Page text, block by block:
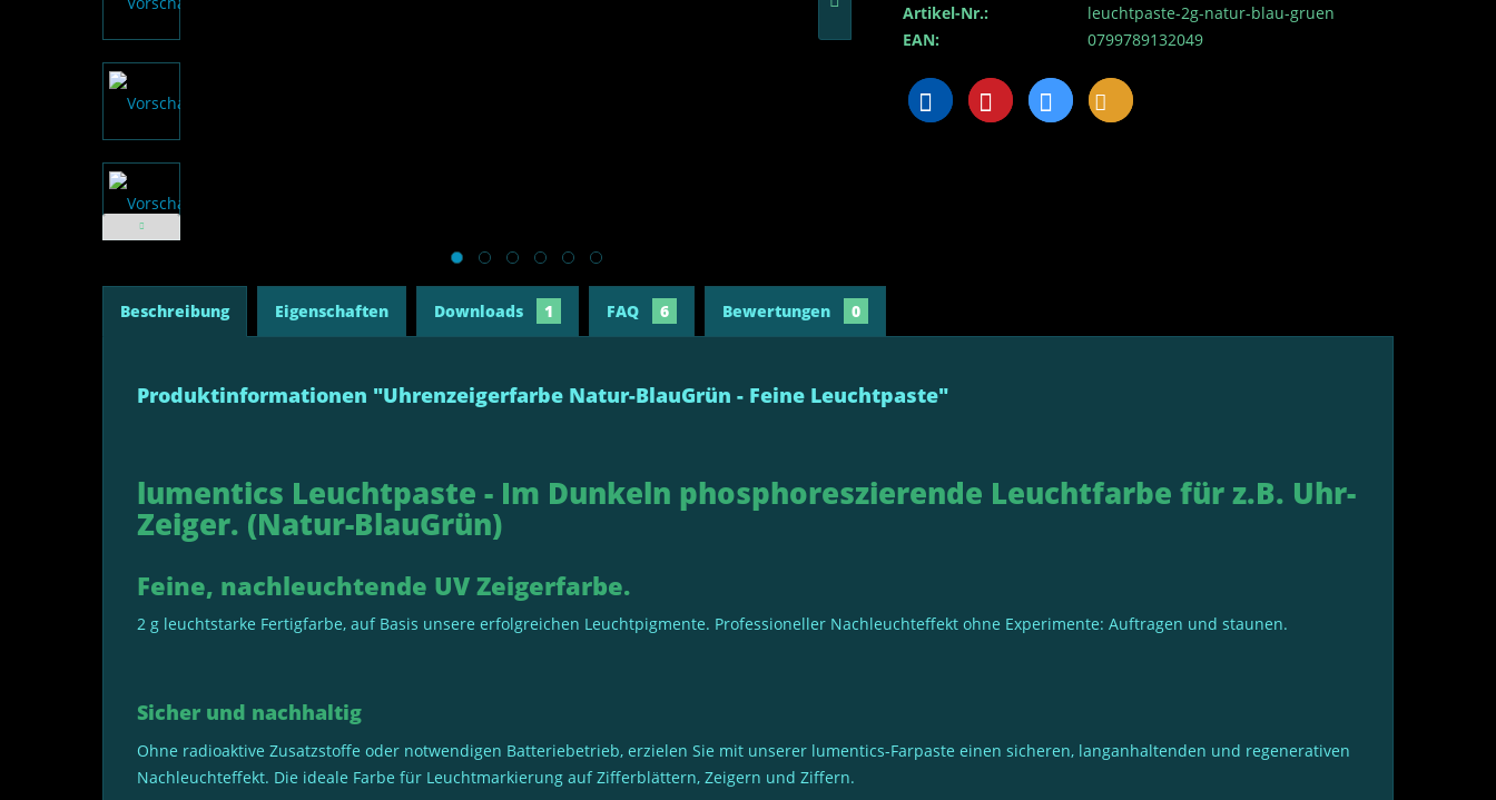
Artikel-Nr.:
leuchtpaste-2g-natur-blau-gruen
EAN:
0799789132049
Beschreibung Eigenschaften Downloads 1 FAQ 6 Bewertungen 0
Produktinformationen "Uhrenzeigerfarbe Natur-BlauGrün - Feine Leuchtpaste"
lumentics Leuchtpaste - Im Dunkeln phosphoreszierende Leuchtfarbe für z.B. Uhr-
Zeiger. (Natur-BlauGrün)
Feine, nachleuchtende UV Zeigerfarbe.
2 g leuchtstarke Fertigfarbe, auf Basis unsere erfolgreichen Leuchtpigmente. Professioneller Nachleuchteffekt ohne Experimente: Auftragen und staunen.
Sicher und nachhaltig
Ohne radioaktive Zusatzstoffe oder notwendigen Batteriebetrieb, erzielen Sie mit unserer lumentics-Farpaste einen sicheren, langanhaltenden und regenerativen
Nachleuchteffekt. Die ideale Farbe für Leuchtmarkierung auf Zifferblättern, Zeigern und Ziffern.